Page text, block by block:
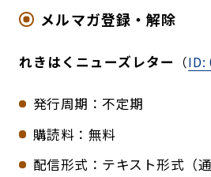
メルマガ登録・解除
れきはくニューズレター （ID:
発行周期：不定期
購読料：無料
配信形式：テキスト形式（